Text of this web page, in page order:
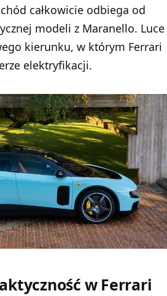
całkowicie odbiega od
modeli z Maranello. Luce
kierunku, w którym Ferrari
elektryfikacji.
w Ferrari